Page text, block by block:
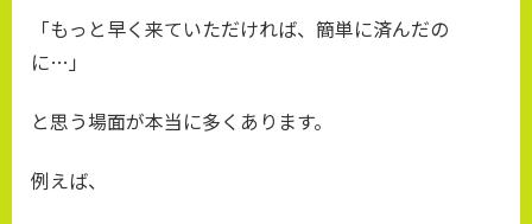
「もっと早く来ていただければ、簡単に済んだの
に…」
と思う場面が本当に多くあります。
例えば、